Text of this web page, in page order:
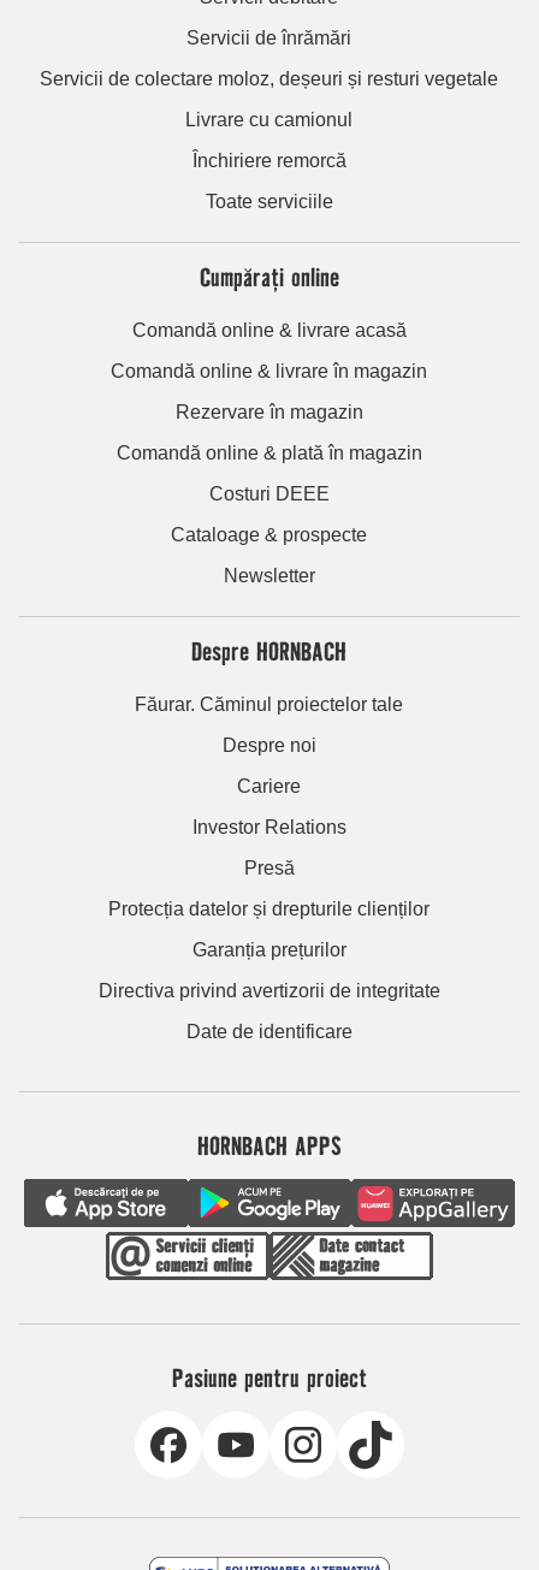
Servicii de înrămări
Servicii de colectare moloz, deșeuri și resturi vegetale
Livrare cu camionul
Închiriere remorcă
Toate serviciile
Cumpărați online
Comandă online & livrare acasă
Comandă online & livrare în magazin
Rezervare în magazin
Comandă online & plată în magazin
Costuri DEEE
Cataloage & prospecte
Newsletter
Despre HORNBACH
Făurar. Căminul proiectelor tale
Despre noi
Cariere
Investor Relations
Presă
Protecția datelor și drepturile clienților
Garanția prețurilor
Directiva privind avertizorii de integritate
Date de identificare
HORNBACH APPS
Pasiune pentru proiect